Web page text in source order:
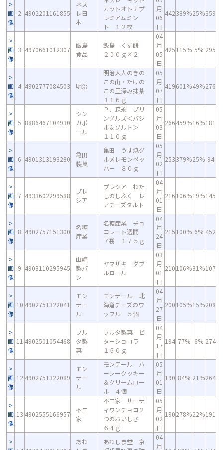
画
像
2 4902201161855
ネス
レ日
本
カットオトナプ
レミアムミン
ト １２枚
月
06
日
442389%25%359
画
像
3 4970661012307
飯島
食品
飯島 くず餅
２００ｇ×２
04
月
05
日
425115% 5% 295
画
像
4 4902777084503 明治
明治大人のきの
この山・たけの
この里深み抹茶
１１６ｇ
05
月
07
日
419601%49%276
画
像
5 8886467104930
シン
ガポ
ール
Ｐ．森永 プリ
ングルズ＜バジ
ル＆ソルト＞
１１０ｇ
05
月
03
日
266459%16%181
画
像
6 4901313193280
亀田
製菓
亀田 うす焼グ
ルメレモンペッ
パー ８０ｇ
05
月
02
日
253379%25% 94
画
像
7 4933602299588
プレ
シア
プレシア わた
しのしふく レ
アチーズタルト
04
月
01
日
216106%19%145
画
像
8 4902757151300
名糖
産業
名糖産業 チョ
コレート週間
７袋 １７５ｇ
04
月
24
日
215100% 6% 452
画
像
9 4903110295945
山崎
製パ
ン
ヤマザキ ダブ
ルロ－ル
03
月
01
日
210106%31%107
画
像
10 4902751322041
モン
テー
ル
モンテール 北
海道チーズのワ
ッフル ５個
04
月
27
日
200105%15%208
画
像
11 4902501054468
フル
タ製
菓
フルタ製菓 ビ
ターショコラ
１６０ｇ
04
月
17
日
194 77% 6% 274
画
像
12 4902751322089
モン
テー
ル
モンテール ハ
ーシークッキー
＆クリームロー
ル ４個
05
月
01
日
190 84% 21%264
画
像
13 4902555166957
不二
家
不二家 サーテ
ィワンチョコ２
つのおいしさ
６４ｇ
05
月
02
日
190278%22%191
あわ
あわしま堂 京
04
月